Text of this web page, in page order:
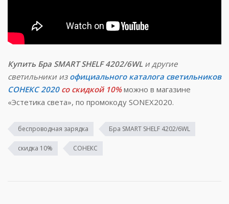
Купить Бра SMART SHELF 4202/6WL и другие
светильники из официального каталога светильников
СОНЕКС 2020 со скидкой 10%можно в магазине
«Эстетика света», по промокоду SONEX2020.
беспроводная зарядка Бра SMART SHELF 4202/6WL
скидка 10% СОНЕКС